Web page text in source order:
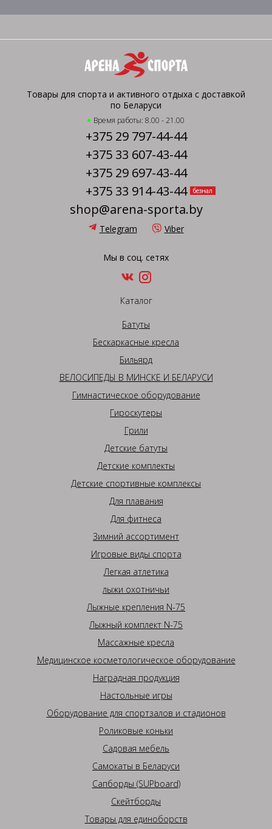
Товары для спорта и активного отдыха с доставкой
по Беларуси
Время работы: 8.00 - 21.00
+375 29 797-44-44
+375 33 607-43-44
+375 29 697-43-44
+375 33 914-43-44
безнал
shop@arena-sporta.by
Telegram Viber
Мы в соц. сетях
Каталог
Батуты
Бескаркасные кресла
Бильярд
ВЕЛОСИПЕДЫ В МИНСКЕ И БЕЛАРУСИ
Гимнастическое оборудование
Гироскутеры
Грили
Детские батуты
Детские комплекты
Детские спортивные комплексы
Для плавания
Для фитнеса
Зимний ассортимент
Игровые виды спорта
Легкая атлетика
лыжи охотничьи
Лыжные крепления N-75
Лыжный комплект N-75
Массажные кресла
Медицинское косметологическое оборудование
Наградная продукция
Настольные игры
Оборудование для спортзалов и стадионов
Роликовые коньки
Садовая мебель
Самокаты в Беларуси
Сапборды (SUPboard)
Скейтборды
Товары для единоборств